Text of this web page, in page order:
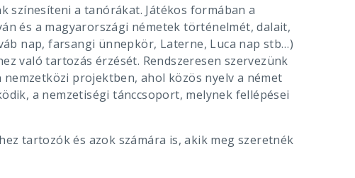
színesíteni a tanórákat. Játékos formában a
és a magyarországi németek történelmét, dalait,
nap, farsangi ünnepkör, Laterne, Luca nap stb…)
való tartozás érzését. Rendszeresen szervezünk
projektben, ahol közös nyelv a német
a nemzetiségi tánccsoport, melynek fellépései
tartozók és azok számára is, akik meg szeretnék